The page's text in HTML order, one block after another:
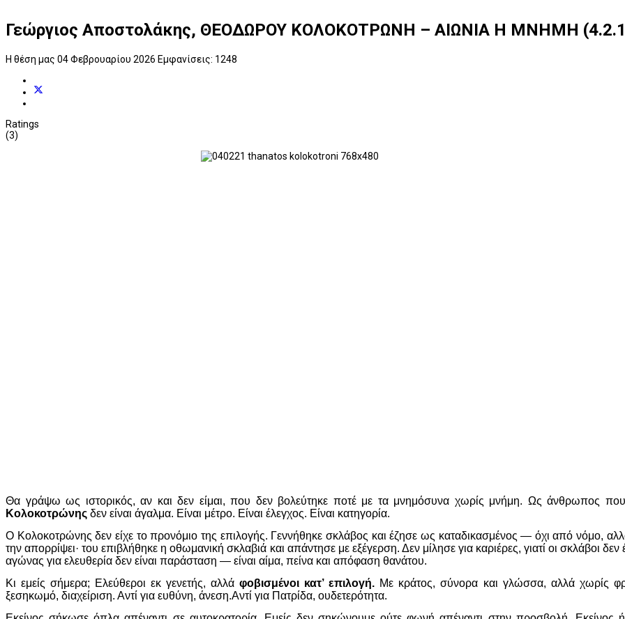
Γεώργιος Αποστολάκης, ΘΕΟΔΩΡΟΥ ΚΟΛΟΚΟΤΡΩΝΗ – ΑΙΩΝΙΑ Η ΜΝΗΜΗ
Η θέση μας 04 Φεβρουαρίου 2026 Εμφανίσεις: 1248
Ratings
(3)
Θα γράψω ως ιστορικός, αν και δεν είμαι, που δεν βολεύτηκε ποτέ με τα μνημόσυνα χωρίς μνήμη. Ως άνθρωπος που
Κολοκοτρώνης δεν είναι άγαλμα. Είναι μέτρο. Είναι έλεγχος. Είναι κατηγορία.
Ο Κολοκοτρώνης δεν είχε το προνόμιο της επιλογής. Γεννήθηκε σκλάβος και έζησε ως καταδικασμένος — όχι από νόμο,
την απορρίψει· του επιβλήθηκε η οθωμανική σκλαβιά και απάντησε με εξέγερση. Δεν μίλησε για καριέρες, γιατί οι σκλάβοι
αγώνας για ελευθερία δεν είναι παράσταση — είναι αίμα, πείνα και απόφαση θανάτου.
Κι εμείς σήμερα; Ελεύθεροι εκ γενετής, αλλάφοβισμένοι κατ’ επιλογή. Με κράτος, σύνορα και γλώσσα, αλλά χωρίς
ξεσηκωμό, διαχείριση. Αντί για ευθύνη, άνεση.Αντί για Πατρίδα, ουδετερότητα.